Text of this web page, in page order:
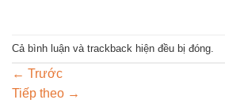
Cả bình luận và trackback hiện đều bị đóng.
← Trước
Tiếp theo →